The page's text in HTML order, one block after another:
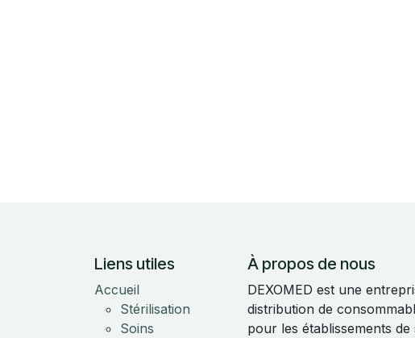
Liens utiles
Accueil
Stérilisation
Soins
À propos de nous
DEXOMED est une
distribution de
pour les établissements de